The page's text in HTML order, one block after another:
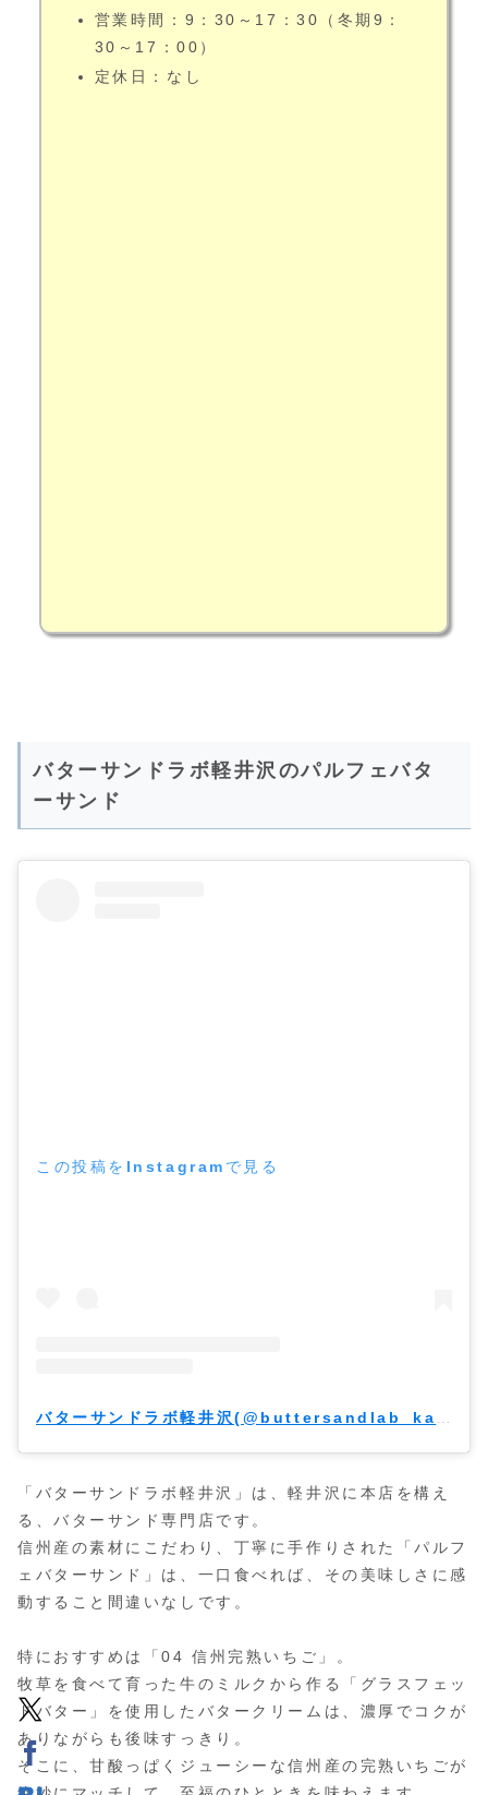
営業時間：9：30～17：30（冬期9：
30～17：00）
定休日：なし
バターサンドラボ軽井沢のパルフェバタ
ーサンド
この投稿をInstagramで見る
「バターサンドラボ軽井沢」は、軽井沢に本店を構え
る、バターサンド専門店です。
信州産の素材にこだわり、丁寧に手作りされた「パルフ
ェバターサンド」は、一口食べれば、その美味しさに感
動すること間違いなしです。
特におすすめは「04 信州完熟いちご」。
牧草を食べて育った牛のミルクから作る「グラスフェッ
ドバター」を使用したバタークリームは、濃厚でコクが
ありながらも後味すっきり。
そこに、甘酸っぱくジューシーな信州産の完熟いちごが